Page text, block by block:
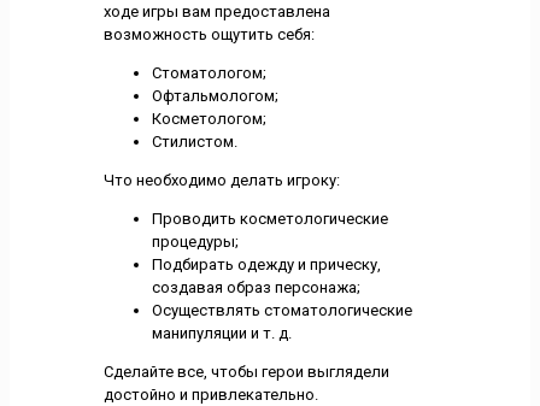
ходе игры вам предоставлена
возможность ощутить себя:
Стоматологом;
Офтальмологом;
Косметологом;
Стилистом.
Что необходимо делать игроку:
Проводить косметологические
процедуры;
Подбирать одежду и прическу,
создавая образ персонажа;
Осуществлять стоматологические
манипуляции и т. д.
Сделайте все, чтобы герои выглядели
достойно и привлекательно.